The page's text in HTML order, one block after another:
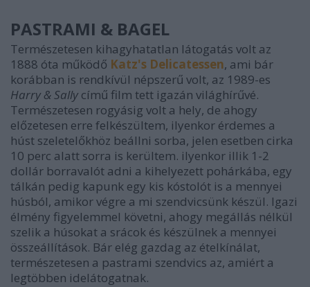
PASTRAMI & BAGEL
Természetesen kihagyhatatlan látogatás volt az
1888 óta működő Katz's Delicatessen, ami bár
korábban is rendkívül népszerű volt, az 1989-es
Harry & Sally című film tett igazán világhírűvé.
Természetesen rogyásig volt a hely, de ahogy
előzetesen erre felkészültem, ilyenkor érdemes a
húst szeletelőkhöz beállni sorba, jelen esetben cirka
10 perc alatt sorra is kerültem. ilyenkor illik 1-2
dollár borravalót adni a kihelyezett pohárkába, egy
tálkán pedig kapunk egy kis kóstolót is a mennyei
húsból, amikor végre a mi szendvicsünk készül. Igazi
élmény figyelemmel követni, ahogy megállás nélkül
szelik a húsokat a srácok és készülnek a mennyei
összeállítások. Bár elég gazdag az ételkínálat,
természetesen a pastrami szendvics az, amiért a
legtöbben idelátogatnak.